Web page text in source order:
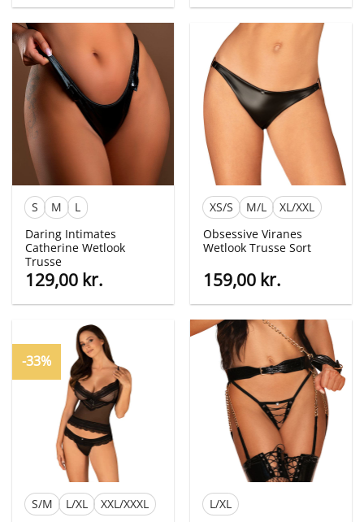
S M
L
Daring Intimates
Catherine Wetlook
Trusse
129,00 kr.
XS/S M/L
XL/XXL
Obsessive Viranes
Wetlook Trusse Sort
159,00 kr.
-33%
S/M L/XL
XXL/XXXL
L/XL